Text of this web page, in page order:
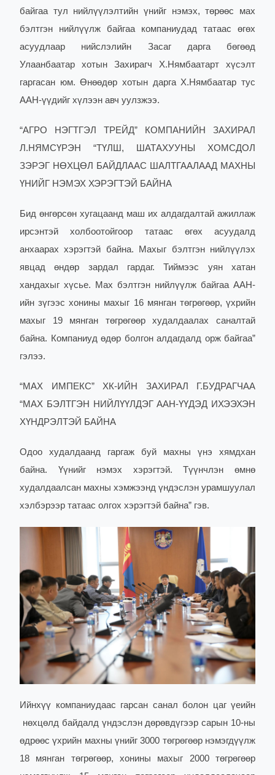
байгаа тул нийлүүлэлтийн үнийг нэмэх, төрөөс мах
бэлтгэн нийлүүлж байгаа компаниудад татаас өгөх
асуудлаар нийслэлийн Засаг дарга бөгөөд
Улаанбаатар хотын Захирагч Х.Нямбаатарт хүсэлт
гаргасан юм. Өнөөдөр хотын дарга Х.Нямбаатар тус
ААН-үүдийг хүлээн авч уулзжээ.
“АГРО НЭГТГЭЛ ТРЕЙД” КОМПАНИЙН ЗАХИРАЛ
Л.НЯМСҮРЭН “ТҮЛШ, ШАТАХУУНЫ ХОМСДОЛ
ЗЭРЭГ НӨХЦӨЛ БАЙДЛААС ШАЛТГААЛААД МАХНЫ
ҮНИЙГ НЭМЭХ ХЭРЭГТЭЙ БАЙНА
Бид өнгөрсөн хугацаанд маш их алдагдалтай ажиллаж
ирсэнтэй холбоотойгоор татаас өгөх асуудалд
анхаарах хэрэгтэй байна. Махыг бэлтгэн нийлүүлэх
явцад өндөр зардал гардаг. Тиймээс уян хатан
хандахыг хүсье. Мах бэлтгэн нийлүүлж байгаа ААН-
ийн зүгээс хонины махыг 16 мянган төгрөгөөр, үхрийн
махыг 19 мянган төгрөгөөр худалдаалах саналтай
байна. Компаниуд өдөр болгон алдагдалд орж байгаа”
гэлээ.
“МАХ ИМПЕКС” ХК-ИЙН ЗАХИРАЛ Г.БУДРАГЧАА
“МАХ БЭЛТГЭН НИЙЛҮҮЛДЭГ ААН-ҮҮДЭД ИХЭЭХЭН
ХҮНДРЭЛТЭЙ БАЙНА
Одоо худалдаанд гаргаж буй махны үнэ хямдхан
байна. Үүнийг нэмэх хэрэгтэй. Түүнчлэн өмнө
худалдаалсан махны хэмжээнд үндэслэн урамшуулал
хэлбэрээр татаас олгох хэрэгтэй байна” гэв.
Ийнхүү компаниудаас гарсан санал болон цаг үеийн
нөхцөлд байдалд үндэслэн дөрөвдүгээр сарын 10-ны
өдрөөс үхрийн махны үнийг 3000 төгрөгөөр нэмэгдүүлж
18 мянган төгрөгөөр, хонины махыг 2000 төгрөгөөр